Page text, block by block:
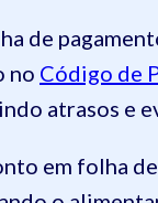
de
no Código de
atrasos e
em folha